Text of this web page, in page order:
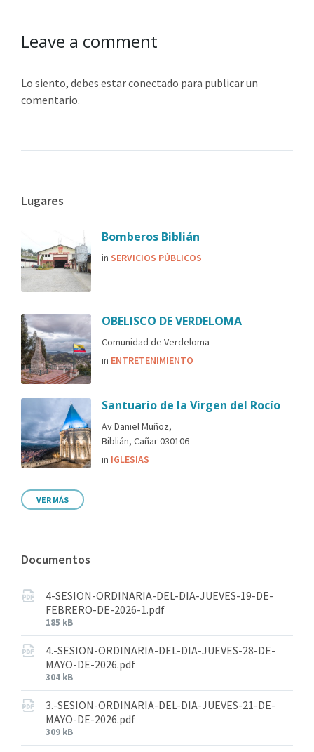
Leave a comment
Lo siento, debes estarconectado para publicar un
comentario.
Lugares
Bomberos Biblián
in SERVICIOS PÚBLICOS
OBELISCO DE VERDELOMA
Comunidad de Verdeloma
in ENTRETENIMIENTO
Santuario de la Virgen del Rocío
Av Daniel Muñoz,
Biblián, Cañar 030106
in IGLESIAS
VER MÁS
Documentos
4-SESION-ORDINARIA-DEL-DIA-JUEVES-19-DE-
FEBRERO-DE-2026-1.pdf
185 kB
4.-SESION-ORDINARIA-DEL-DIA-JUEVES-28-DE-
MAYO-DE-2026.pdf
304 kB
3.-SESION-ORDINARIA-DEL-DIA-JUEVES-21-DE-
MAYO-DE-2026.pdf
309 kB